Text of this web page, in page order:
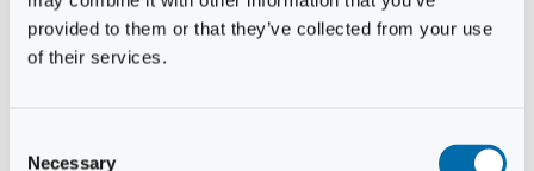
provided to them or that they’ve collected from your use
of their services.
Necessary
William Carøe Aarestrup
Erik Mølgaard